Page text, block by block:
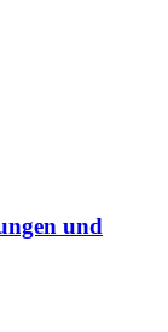
und